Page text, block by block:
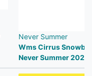
Never Summer
Wms Cirrus
Never Summer 2026